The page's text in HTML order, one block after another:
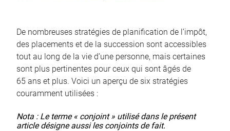
De nombreuses stratégies de planification de l’impôt,
des placements et de la succession sont accessibles
tout au long de la vie d’une personne, mais certaines
sont plus pertinentes pour ceux qui sont âgés de
65 ans et plus. Voici un aperçu de six stratégies
couramment utilisées :
Nota : Le terme « conjoint » utilisé dans le présent
article désigne aussi les conjoints de fait.